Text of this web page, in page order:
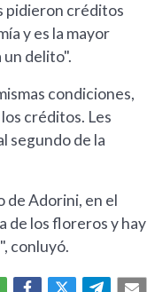
pidieron créditos
y es la mayor
un delito".
condiciones,
créditos. Les
segundo de la
de Adorini, en el
de los floreros y hay
conluyó.